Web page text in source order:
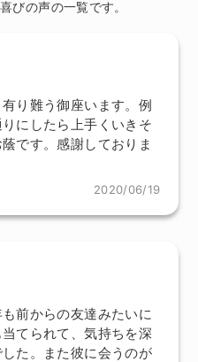
びの声の一覧です。
り難う御座います。例
にしたら上手くいきそ
です。感謝しておりま
2020/06/19
前からの友達みたいに
てられて、気持ちを深
た。また彼に会うのが